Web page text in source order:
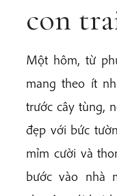
con
Một hôm, từ
mang theo ít
trước cây tùng,
đẹp với bức
mỉm cười và
bước vào nhà